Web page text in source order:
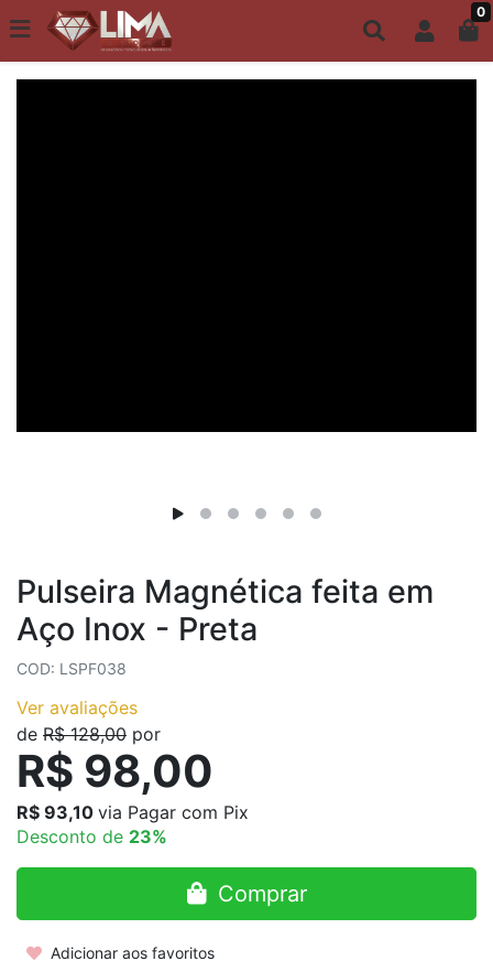
Todo site até 6X s/ juros | Frete Grátis a partir de R$149,00 0
PULSEIRA MAGNÉTICA
Pulseira Magnética feita em
Aço Inox - Preta
COD: LSPF038
Ver avaliações
de R$ 128,00 por
R$ 98,00
R$ 93,10 via Pagar com Pix
Desconto de 23%
Comprar
Adicionar aos favoritos